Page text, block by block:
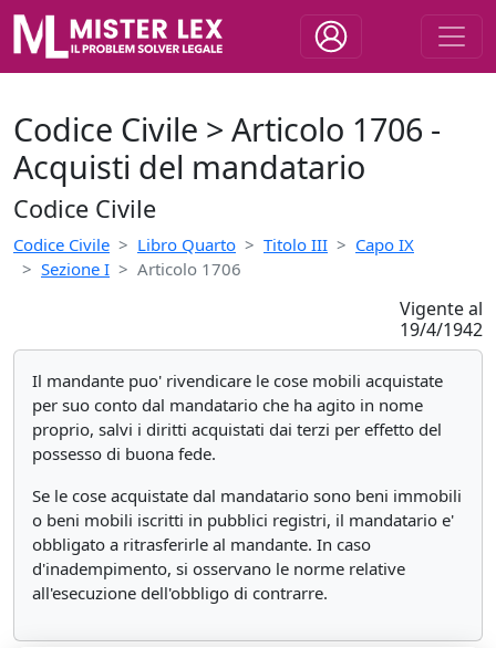
Codice Civile > Articolo 1706 -
Acquisti del mandatario
Codice Civile
Codice Civile Libro Quarto Titolo III
Capo IX
Sezione I
Articolo 1706
Vigente al
19/4/1942
Il mandante puo' rivendicare le cose mobili acquistate
per suo conto dal mandatario che ha agito in nome
proprio, salvi i diritti acquistati dai terzi per effetto del
possesso di buona fede.
Se le cose acquistate dal mandatario sono beni immobili
o beni mobili iscritti in pubblici registri, il mandatario e'
obbligato a ritrasferirle al mandante. In caso
d'inadempimento, si osservano le norme relative
all'esecuzione dell'obbligo di contrarre.